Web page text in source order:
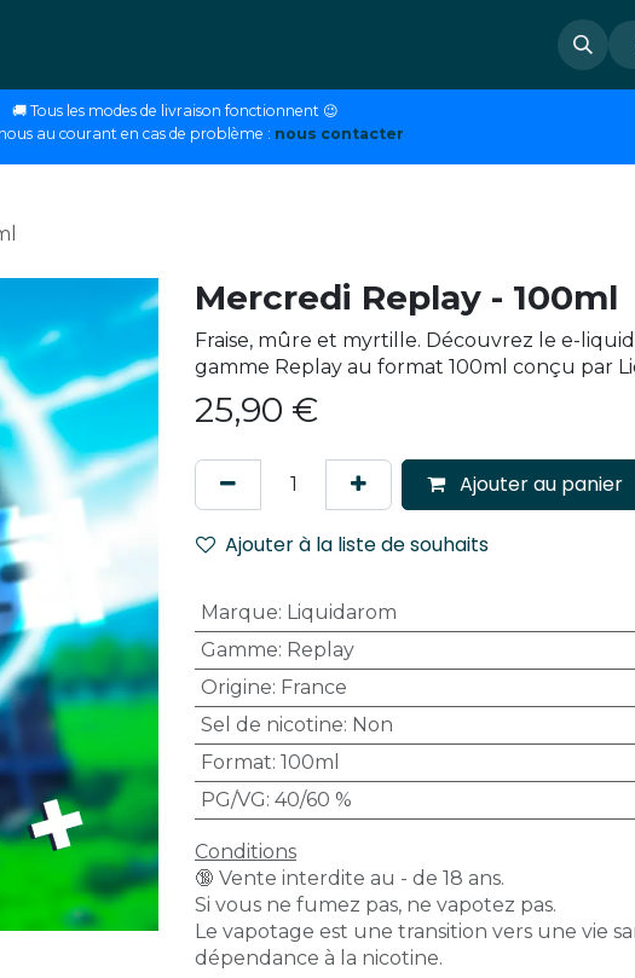
🚚 Tous les modes de livraison fonctionnent 😉
au courant en cas de problème : nous contacter
Mercredi Replay - 100ml
Fraise, mûre et myrtille. Découvrez le e-
gamme Replay au format 100ml conçu par
25,90 €
Ajouter au panier
Ajouter à la liste de souhaits
Marque: Liquidarom
Gamme: Replay
Origine: France
Sel de nicotine: Non
Format: 100ml
PG/VG: 40/60 %
Conditions
🔞 Vente interdite au - de 18 ans.
Si vous ne fumez pas, ne vapotez pas.
Le vapotage est une transition vers une vie
dépendance à la nicotine.